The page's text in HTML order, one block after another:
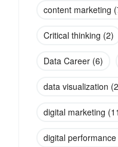
content marketing
Critical thinking (2)
Data Career (6)
data visualization
digital marketing
digital performance